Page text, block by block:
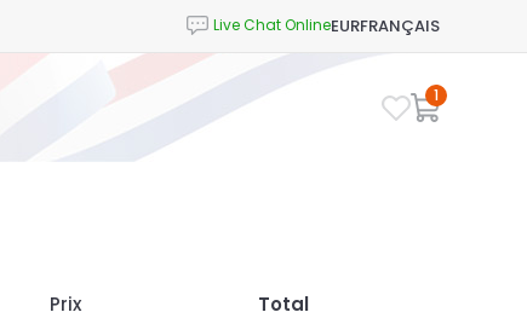
EURFRANÇAIS
1
Prix Total